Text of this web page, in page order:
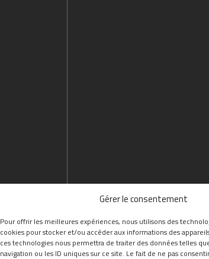
Gérer le consentement
Pour offrir les meilleures expériences, nous utilisons des
cookies pour stocker et/ou accéder aux informations des
ces technologies nous permettra de traiter des données telles
navigation ou les ID uniques sur ce site. Le fait de ne pas